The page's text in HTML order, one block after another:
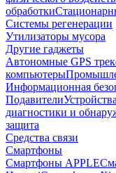
обработки
Системы регенерации
Утилизаторы мусора
Другие гаджеты
Автономные GPS
компьютеры
Информационная
Подавители
диагностики и
защита
Средства связи
Смартфоны
Смартфоны APPLE